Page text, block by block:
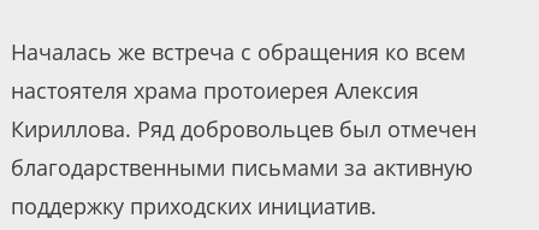
Началась же встреча с обращения ко всем
настоятеля храма протоиерея Алексия
Кириллова. Ряд добровольцев был отмечен
благодарственными письмами за активную
поддержку приходских инициатив.